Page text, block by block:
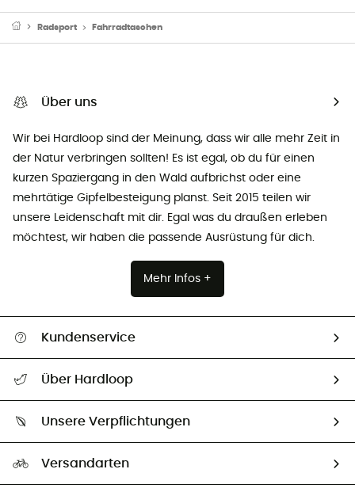
Radsport Fahrradtaschen
Über uns
Wir bei Hardloop sind der Meinung, dass wir alle mehr Zeit in
der Natur verbringen sollten! Es ist egal, ob du für einen
kurzen Spaziergang in den Wald aufbrichst oder eine
mehrtätige Gipfelbesteigung planst. Seit 2015 teilen wir
unsere Leidenschaft mit dir. Egal was du draußen erleben
möchtest, wir haben die passende Ausrüstung für dich.
Mehr Infos +
Kundenservice
Größentabelle
Über Hardloop
Unsere Botschafter
Unsere Verpflichtungen
Versandarten